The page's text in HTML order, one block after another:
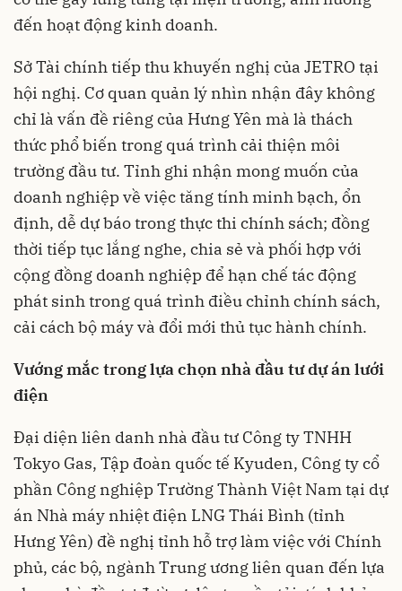
đến hoạt động kinh doanh.
Sở Tài chính tiếp thu khuyến nghị của JETRO tại
hội nghị. Cơ quan quản lý nhìn nhận đây không
chỉ là vấn đề riêng của Hưng Yên mà là thách
thức phổ biến trong quá trình cải thiện môi
trường đầu tư. Tỉnh ghi nhận mong muốn của
doanh nghiệp về việc tăng tính minh bạch, ổn
định, dễ dự báo trong thực thi chính sách; đồng
thời tiếp tục lắng nghe, chia sẻ và phối hợp với
cộng đồng doanh nghiệp để hạn chế tác động
phát sinh trong quá trình điều chỉnh chính sách,
cải cách bộ máy và đổi mới thủ tục hành chính.
Vướng mắc trong lựa chọn nhà đầu tư dự án lưới
điện
Đại diện liên danh nhà đầu tư Công ty TNHH
Tokyo Gas, Tập đoàn quốc tế Kyuden, Công ty cổ
phần Công nghiệp Trường Thành Việt Nam tại dự
án Nhà máy nhiệt điện LNG Thái Bình (tỉnh
Hưng Yên) đề nghị tỉnh hỗ trợ làm việc với Chính
phủ, các bộ, ngành Trung ương liên quan đến lựa